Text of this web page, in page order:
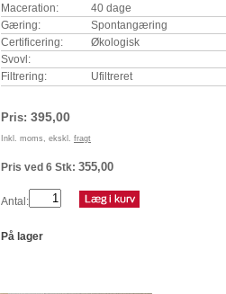
Maceration:
40 dage
Gæring:
Spontangæring
Certificering:
Økologisk
Svovl:
Filtrering:
Ufiltreret
Pris: 395,00
Inkl. moms, ekskl. fragt
Pris ved 6 Stk: 355,00
Antal:
På lager